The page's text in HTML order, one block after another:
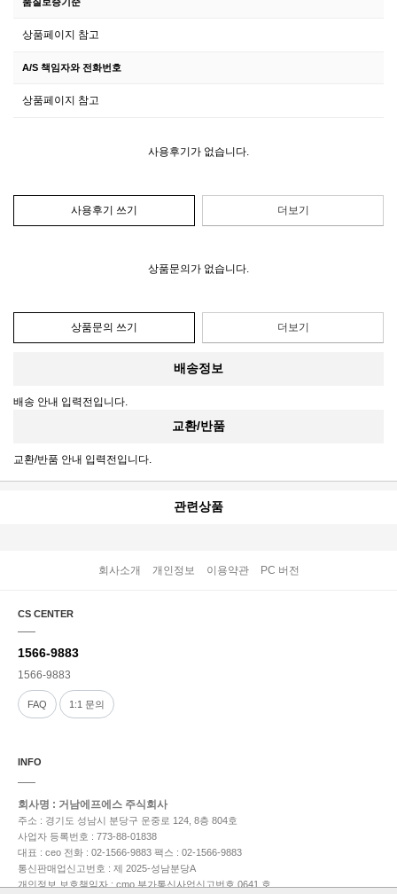
상품페이지 참고
A/S 책임자와 전화번호
상품페이지 참고
사용후기가 없습니다.
사용후기 쓰기 더보기
상품문의가 없습니다.
상품문의 쓰기 더보기
배송정보
배송 안내 입력전입니다.
교환/반품
교환/반품 안내 입력전입니다.
관련상품
회사소개 개인정보 이용약관 PC 버전
CS CENTER
1566-9883
1566-9883
FAQ 1:1 문의
INFO
회사명 : 거남에프에스 주식회사
주소 : 경기도 성남시 분당구 운중로 124, 8층 804호
사업자 등록번호 : 773-88-01838
대표 : ceo 전화 : 02-1566-9883 팩스 : 02-1566-9883
통신판매업신고번호 : 제 2025-성남분당A
개인정보 보호책임자 : cmo 부가통신사업신고번호 0641 호